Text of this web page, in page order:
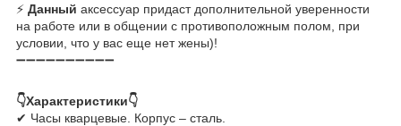
⚡ Данный аксессуар придаст дополнительной уверенности
на работе или в общении с противоположным полом, при
условии, что у вас еще нет жены)!
➖➖➖➖➖➖➖➖➖➖
👇Характеристики👇
✔ Часы кварцевые. Корпус – сталь.